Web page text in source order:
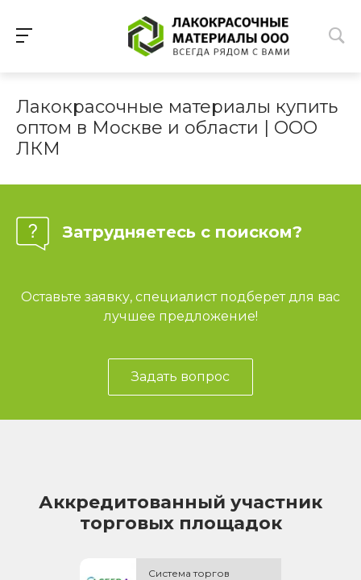
Лакокрасочные материалы купить
оптом в Москве и области | ООО
ЛКМ
Затрудняетесь с поиском?
Оставьте заявку, специалист подберет для вас
лучшее предложение!
Задать вопрос
Аккредитованный участник
торговых площадок
Система торгов